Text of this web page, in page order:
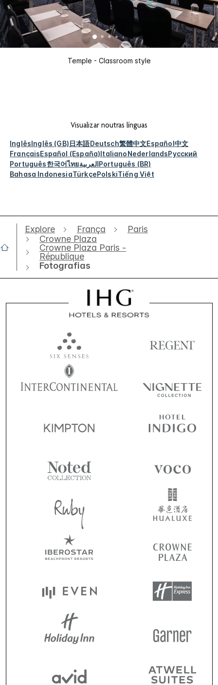
Temple - Classroom style
Visualizar noutras línguas
InglêsInglês (GB)日本語Deutsch繁體中文Español中文
FrançaisEspañol (España)ItalianoNederlandsРусский
Português한국어ไทยالعربيةPortuguês (BR)
Bahasa IndonesiaTürkçePolskiTiếng Việt
Explore França
Paris
Crowne Plaza
Crowne Plaza Paris -
République
Fotografias